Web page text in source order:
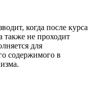
когда после курса
также не проходит
для
содержимого в